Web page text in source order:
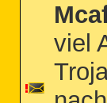
viel